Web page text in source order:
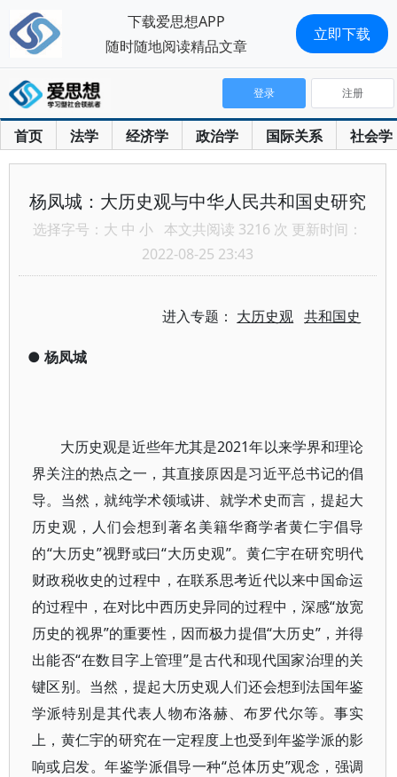
首页 法学 经济学 政治学 国际关系 社会学
登录 注册
杨凤城：大历史观与中华人民共和国史研究
选择字号： 大 中 小 本文共阅读 3216 次 更新时间：
2022-08-25 23:43
进入专题： 大历史观 共和国史
● 杨凤城
大历史观是近些年尤其是2021年以来学界和理论
界关注的热点之一，其直接原因是习近平总书记的倡
导。当然，就纯学术领域讲、就学术史而言，提起大
历史观，人们会想到著名美籍华裔学者黄仁宇倡导
的“大历史”视野或曰“大历史观”。黄仁宇在研究明代
财政税收史的过程中，在联系思考近代以来中国命运
的过程中，在对比中西历史异同的过程中，深感“放宽
历史的视界”的重要性，因而极力提倡“大历史”，并得
出能否“在数目字上管理”是古代和现代国家治理的关
键区别。当然，提起大历史观人们还会想到法国年鉴
学派特别是其代表人物布洛赫、布罗代尔等。事实
上，黄仁宇的研究在一定程度上也受到年鉴学派的影
响或启发。年鉴学派倡导一种“总体历史”观念，强调
下载爱思想APP
随时随地阅读精品文章
立即下载